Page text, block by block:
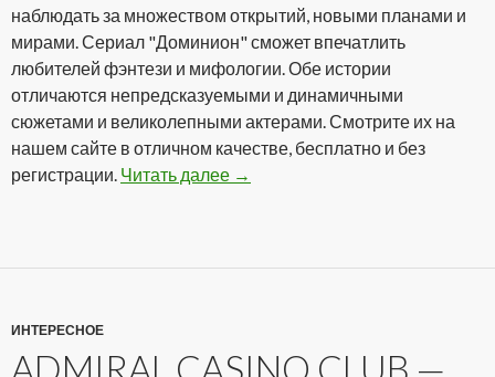
наблюдать за множеством открытий, новыми планами и
мирами. Сериал "Доминион" сможет впечатлить
любителей фэнтези и мифологии. Обе истории
отличаются непредсказуемыми и динамичными
сюжетами и великолепными актерами. Смотрите их на
нашем сайте в отличном качестве, бесплатно и без
регистрации. Читать далее Сериал Звездный путь:
→
ИНТЕРЕСНОЕ
ADMIRAL CASINO CLUB —